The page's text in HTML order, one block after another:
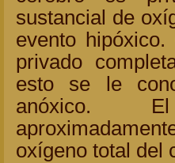
sustancial de
evento
privado
esto se le
anóxico. El
oxígeno total del